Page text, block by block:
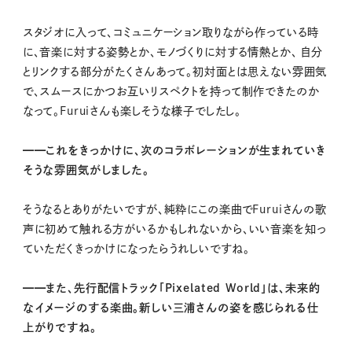
スタジオに入って、コミュニケーション取りながら作っている時
に、音楽に対する姿勢とか、モノづくりに対する情熱とか、 自分
とリンクする部分がたくさんあって。初対面とは思えない雰囲気
で、スムースにかつお互いリスペクトを持って制作できたのか
なって。Furuiさんも楽しそうな様子でしたし。
━━これをきっかけに、次のコラボレーションが生まれていき
そうな雰囲気がしました。
そうなるとありがたいですが、純粋にこの楽曲でFuruiさんの歌
声に初めて触れる方がいるかもしれないから、いい音楽を知っ
ていただくきっかけになったらうれしいですね。
━━また、先行配信トラック「Pixelated World」は、未来的
なイメージのする楽曲。新しい三浦さんの姿を感じられる仕
上がりですね。